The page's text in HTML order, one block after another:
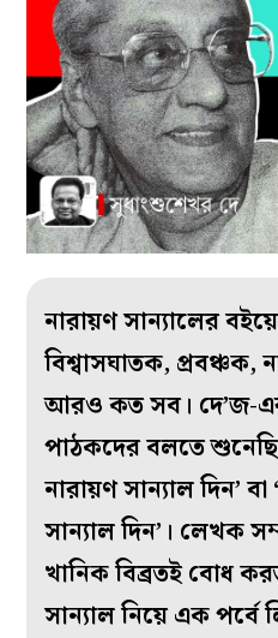
নারায়ণ সান্যালের
বিশ্বাসঘাতক, প্রবঞ্চক,
আরও কত সব। দে’জ-
পাঠকদের বলতে
নারায়ণ সান্যাল দিন’
সান্যাল দিন’। লেখক
খানিক বিব্রতই বোধ
সান্যাল নিয়ে এক